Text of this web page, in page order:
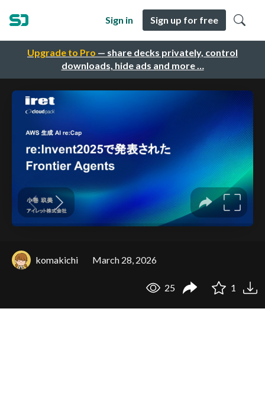
Upgrade to Pro — share decks privately, control
downloads, hide ads and more …
Sign in Sign up for free
komakichi March 28, 2026
25 1